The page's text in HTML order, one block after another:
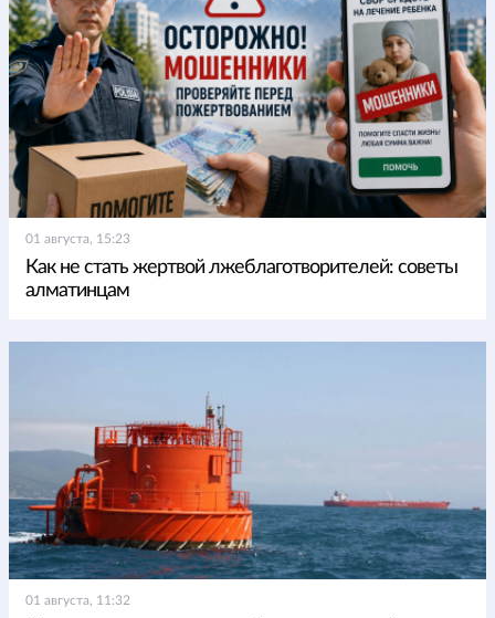
01 августа, 15:23
Как не стать жертвой лжеблаготворителей: советы
алматинцам
01 августа, 11:32